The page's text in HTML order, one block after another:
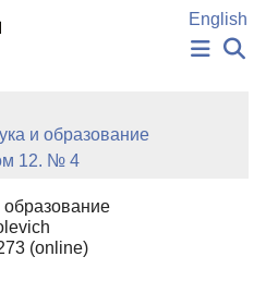
English
ЗНАНИЙ
СЛОВА
и образование
12. № 4
образование
(online)